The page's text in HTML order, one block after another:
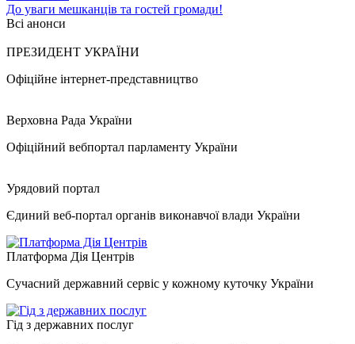
До уваги мешканців та гостей громади!
Всі анонси
ПРЕЗИДЕНТ УКРАЇНИ
Офіційне інтернет-представництво
Верховна Рада України
Офіційний вебпортал парламенту України
Урядовий портал
Єдиний веб-портал органів виконавчої влади України
Платформа Дія Центрів
Сучасний державний сервіс у кожному куточку України
Гід з державних послуг